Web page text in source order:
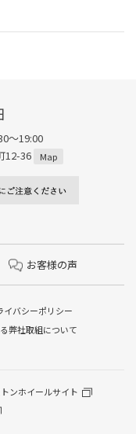
～19:00
12-36
Map
お客様の声
イバシーポリシー
弊社取組について
ンホイールサイト
/オイル交換/その他